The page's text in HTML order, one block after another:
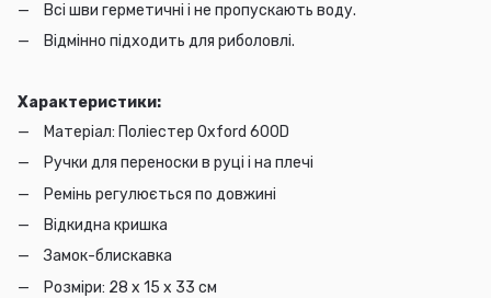
Всі шви герметичні і не пропускають воду.
Відмінно підходить для риболовлі.
Характеристики:
Матеріал: Поліестер Oxford 600D
Ручки для переноски в руці і на плечі
Ремінь регулюється по довжині
Відкидна кришка
Замок-блискавка
Розміри: 28 х 15 х 33 см